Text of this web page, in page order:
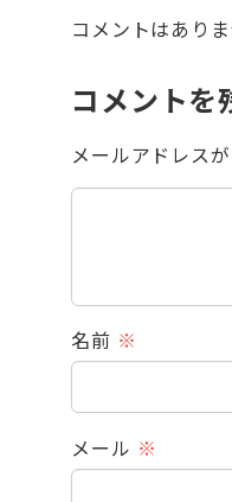
コメントはありま
コメントを
メールアドレス
名前 ※
メール ※